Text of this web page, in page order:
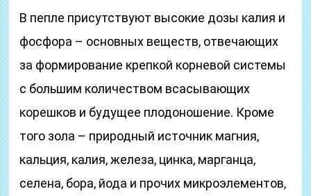
В пепле присутствуют высокие дозы калия и
фосфора – основных веществ, отвечающих
за формирование крепкой корневой системы
с большим количеством всасывающих
корешков и будущее плодоношение. Кроме
того зола – природный источник магния,
кальция, калия, железа, цинка, марганца,
селена, бора, йода и прочих микроэлементов,